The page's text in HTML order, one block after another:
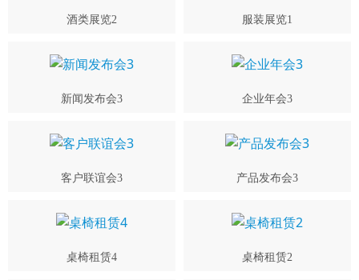
酒类展览2 服装展览1
新闻发布会3 企业年会3
客户联谊会3 产品发布会3
桌椅租赁4 桌椅租赁2